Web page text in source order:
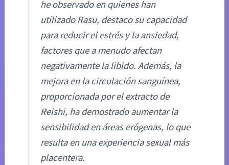
he observado en quienes han
utilizado Rasu, destaco su capacidad
para reducir el estrés y la ansiedad,
factores que a menudo afectan
negativamente la libido. Además, la
mejora en la circulación sanguínea,
proporcionada por el extracto de
Reishi, ha demostrado aumentar la
sensibilidad en áreas erógenas, lo que
resulta en una experiencia sexual más
placentera.